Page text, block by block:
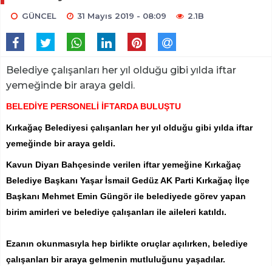
GÜNCEL 31 Mayıs 2019 - 08:09 2.1B
Belediye çalışanları her yıl olduğu gibi yılda iftar
yemeğinde bir araya geldi.
BELEDİYE PERSONELİ İFTARDA BULUŞTU
Kırkağaç Belediyesi çalışanları her yıl olduğu gibi yılda iftar
yemeğinde bir araya geldi.
Kavun Diyarı Bahçesinde verilen iftar yemeğine Kırkağaç
Belediye Başkanı Yaşar İsmail Gedüz AK Parti Kırkağaç İlçe
Başkanı Mehmet Emin Güngör ile belediyede görev yapan
birim amirleri ve belediye çalışanları ile aileleri katıldı.
Ezanın okunmasıyla hep birlikte oruçlar açılırken, belediye
çalışanları bir araya gelmenin mutluluğunu yaşadılar.